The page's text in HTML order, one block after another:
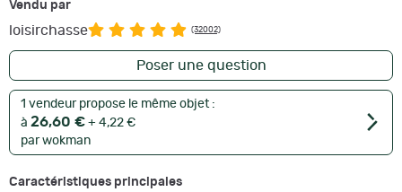
Vendu par
loisirchasse (32002)
Poser une question
1 vendeur propose le même objet :
à 26,60 € + 4,22 €
par wokman
Caractéristiques principales